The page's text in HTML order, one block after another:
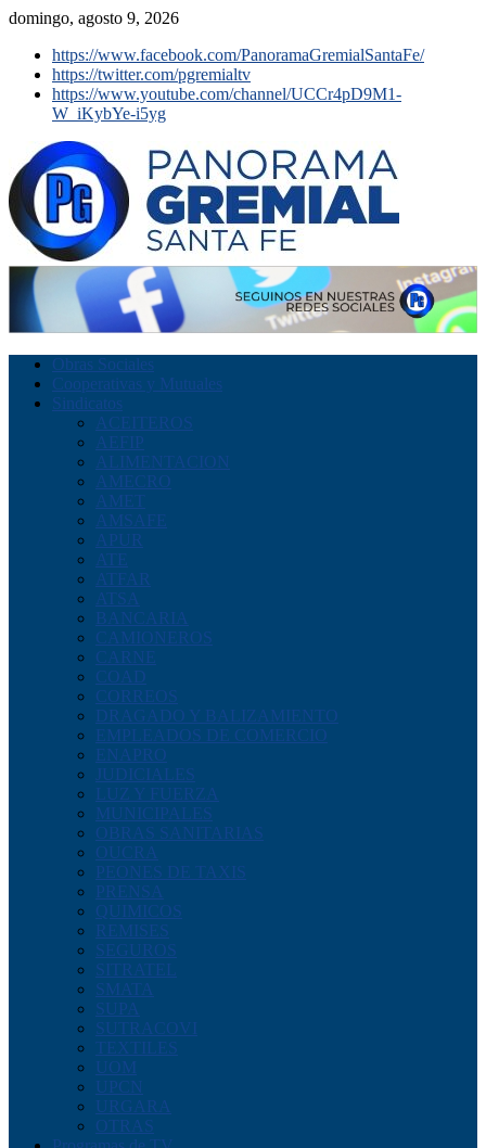
domingo, agosto 9, 2026
https://www.facebook.com/PanoramaGremialSantaFe/
https://twitter.com/pgremialtv
https://www.youtube.com/channel/UCCr4pD9M1-
W_iKybYe-i5yg
Obras Sociales
Cooperativas y Mutuales
Sindicatos
ACEITEROS
AEFIP
ALIMENTACION
AMECRO
AMET
AMSAFE
APUR
ATE
ATFAR
ATSA
BANCARIA
CAMIONEROS
CARNE
COAD
CORREOS
DRAGADO Y BALIZAMIENTO
EMPLEADOS DE COMERCIO
ENAPRO
JUDICIALES
LUZ Y FUERZA
MUNICIPALES
OBRAS SANITARIAS
OUCRA
PEONES DE TAXIS
PRENSA
QUIMICOS
REMISES
SEGUROS
SITRATEL
SMATA
SUPA
SUTRACOVI
TEXTILES
UOM
UPCN
URGARA
OTRAS